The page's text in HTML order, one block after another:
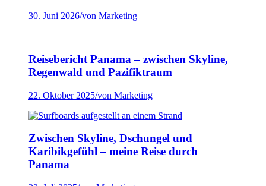
30. Juni 2026/von Marketing
Reisebericht Panama – zwischen Skyline,
Regenwald und Pazifiktraum
22. Oktober 2025/von Marketing
Zwischen Skyline, Dschungel und
Karibikgefühl – meine Reise durch
Panama